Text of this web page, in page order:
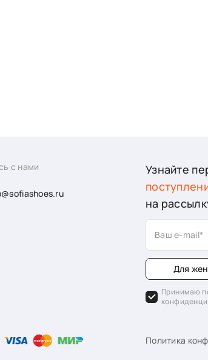
с нами Узнайте
на
Ваш e-mail
Для
Принимаю
Политика